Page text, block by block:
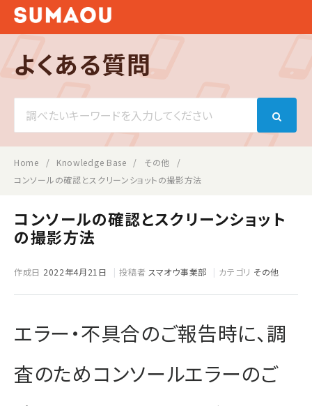
よくある質問
For
Home Knowledge Base
その他
コンソールの確認とスクリーンショットの撮影方法
コンソールの確認とスクリーンショット
の撮影方法
作成日 2022年4月21日 投稿者 スマオウ事業部 カテゴリ その他
エラー・不具合のご報告時に、調
査のためコンソールエラーのご